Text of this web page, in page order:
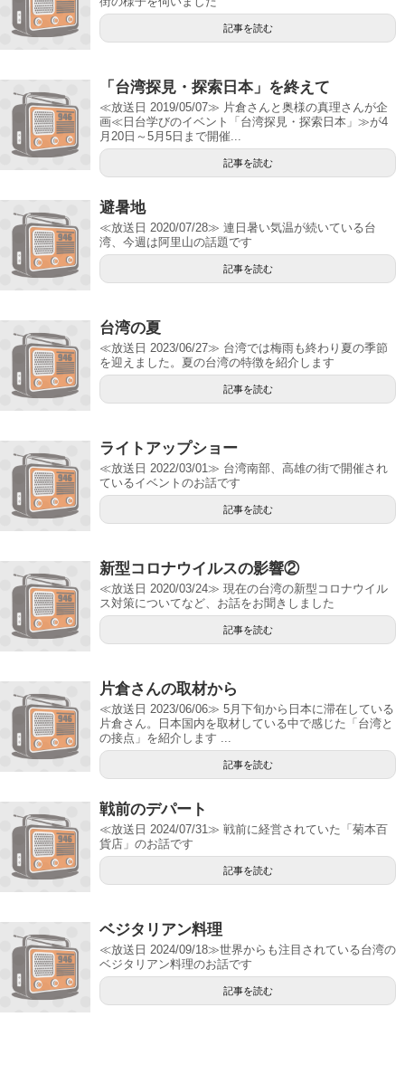
記事を読む
「台湾探見・探索日本」を終えて
≪放送日 2019/05/07≫ 片倉さんと奥様の真理さんが企
画≪日台学びのイベント「台湾探見・探索日本」≫が4
月20日～5月5日まで開催...
記事を読む
避暑地
≪放送日 2020/07/28≫ 連日暑い気温が続いている台
湾、今週は阿里山の話題です
記事を読む
台湾の夏
≪放送日 2023/06/27≫ 台湾では梅雨も終わり夏の季節
を迎えました。夏の台湾の特徴を紹介します
記事を読む
ライトアップショー
≪放送日 2022/03/01≫ 台湾南部、高雄の街で開催され
ているイベントのお話です
記事を読む
新型コロナウイルスの影響②
≪放送日 2020/03/24≫ 現在の台湾の新型コロナウイル
ス対策についてなど、お話をお聞きしました
記事を読む
片倉さんの取材から
≪放送日 2023/06/06≫ 5月下旬から日本に滞在している
片倉さん。日本国内を取材している中で感じた「台湾と
の接点」を紹介します ...
記事を読む
戦前のデパート
≪放送日 2024/07/31≫ 戦前に経営されていた「菊本百
貨店」のお話です
記事を読む
ベジタリアン料理
≪放送日 2024/09/18≫世界からも注目されている台湾の
ベジタリアン料理のお話です
記事を読む